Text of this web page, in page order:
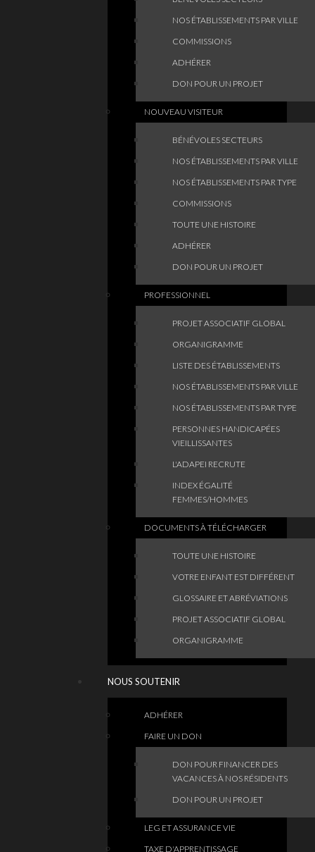
NOS ÉTABLISSEMENTS PAR VILLE
COMMISSIONS
ADHÉRER
DON POUR UN PROJET
NOUVEAU VISITEUR
BÉNÉVOLES SECTEURS
NOS ÉTABLISSEMENTS PAR VILLE
NOS ÉTABLISSEMENTS PAR TYPE
COMMISSIONS
TOUTE UNE HISTOIRE
ADHÉRER
DON POUR UN PROJET
PROFESSIONNEL
PROJET ASSOCIATIF GLOBAL
ORGANIGRAMME
LISTE DES ÉTABLISSEMENTS
NOS ÉTABLISSEMENTS PAR VILLE
NOS ÉTABLISSEMENTS PAR TYPE
PERSONNES HANDICAPÉES
VIEILLISSANTES
L'ADAPEI RECRUTE
INDEX ÉGALITÉ
FEMMES/HOMMES
DOCUMENTS À TÉLÉCHARGER
TOUTE UNE HISTOIRE
VOTRE ENFANT EST DIFFÉRENT
GLOSSAIRE ET ABRÉVIATIONS
PROJET ASSOCIATIF GLOBAL
ORGANIGRAMME
NOUS SOUTENIR
ADHÉRER
FAIRE UN DON
DON POUR FINANCER DES
VACANCES À NOS RÉSIDENTS
DON POUR UN PROJET
LEG ET ASSURANCE VIE
TAXE D'APPRENTISSAGE